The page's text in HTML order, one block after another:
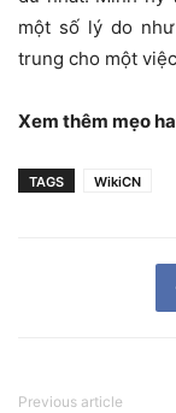
một số lý do
trung cho một
Xem thêm mẹo
TAGS WikiCN
Previous article